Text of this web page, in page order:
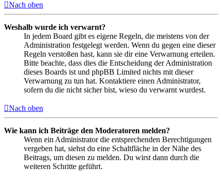
Nach oben
Weshalb wurde ich verwarnt?
In jedem Board gibt es eigene Regeln, die meistens von der
Administration festgelegt werden. Wenn du gegen eine dieser
Regeln verstoßen hast, kann sie dir eine Verwarnung erteilen.
Bitte beachte, dass dies die Entscheidung der Administration
dieses Boards ist und phpBB Limited nichts mit dieser
Verwarnung zu tun hat. Kontaktiere einen Administrator,
sofern du die nicht sicher bist, wieso du verwarnt wurdest.
Nach oben
Wie kann ich Beiträge den Moderatoren melden?
Wenn ein Administrator die entsprechenden Berechtigungen
vergeben hat, siehst du eine Schaltfläche in der Nähe des
Beitrags, um diesen zu melden. Du wirst dann durch die
weiteren Schritte geführt.